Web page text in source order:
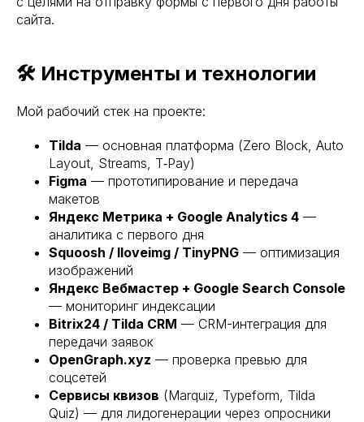
сайта.
🛠 Инструменты и технологии
Мой рабочий стек на проекте:
Tilda — основная платформа (Zero Block, Auto
Layout, Streams, T‑Pay)
Figma — прототипирование и передача
макетов
Яндекс Метрика + Google Analytics 4 —
аналитика с первого дня
Squoosh / Iloveimg / TinyPNG — оптимизация
изображений
Яндекс Вебмастер + Google Search Console
— мониторинг индексации
Bitrix24 / Tilda CRM — CRM-интеграция для
передачи заявок
OpenGraph.xyz — проверка превью для
соцсетей
Сервисы квизов (Marquiz, Typeform, Tilda
Quiz) — для лидогенерации через опросники